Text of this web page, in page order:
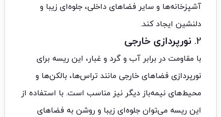
آشپزخانه‌ها و سایر فضاهای داخلی، جلوه‌ای زیبا و
دلنشین ایجاد کند.
2. نورپردازی خارجی
با مقاومت در برابر آب و گرد و غبار، این ریسه برای
نورپردازی فضاهای خارجی مانند تراس‌ها، بالکن‌ها و
محیط‌های نیمه‌باز دیگر نیز مناسب است. با استفاده از
این ریسه می‌توان جلوه‌ای زیبا و روشن به فضاهای